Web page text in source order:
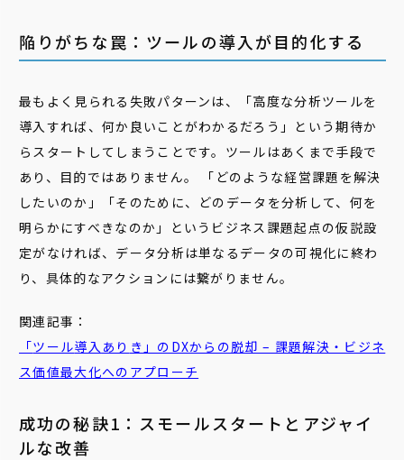
陥りがちな罠：ツールの導入が目的化する
最もよく見られる失敗パターンは、「高度な分析ツールを
導入すれば、何か良いことがわかるだろう」という期待か
らスタートしてしまうことです。ツールはあくまで手段で
あり、目的ではありません。 「どのような経営課題を解決
したいのか」「そのために、どのデータを分析して、何を
明らかにすべきなのか」というビジネス課題起点の仮説設
定がなければ、データ分析は単なるデータの可視化に終わ
り、具体的なアクションには繋がりません。
関連記事：
「ツール導入 あり き」のDXからの脱却 – 課題解決・ビジネ
ス価値最大化へのアプローチ
成功の秘訣1：スモールスタートとアジャイ
ルな改善